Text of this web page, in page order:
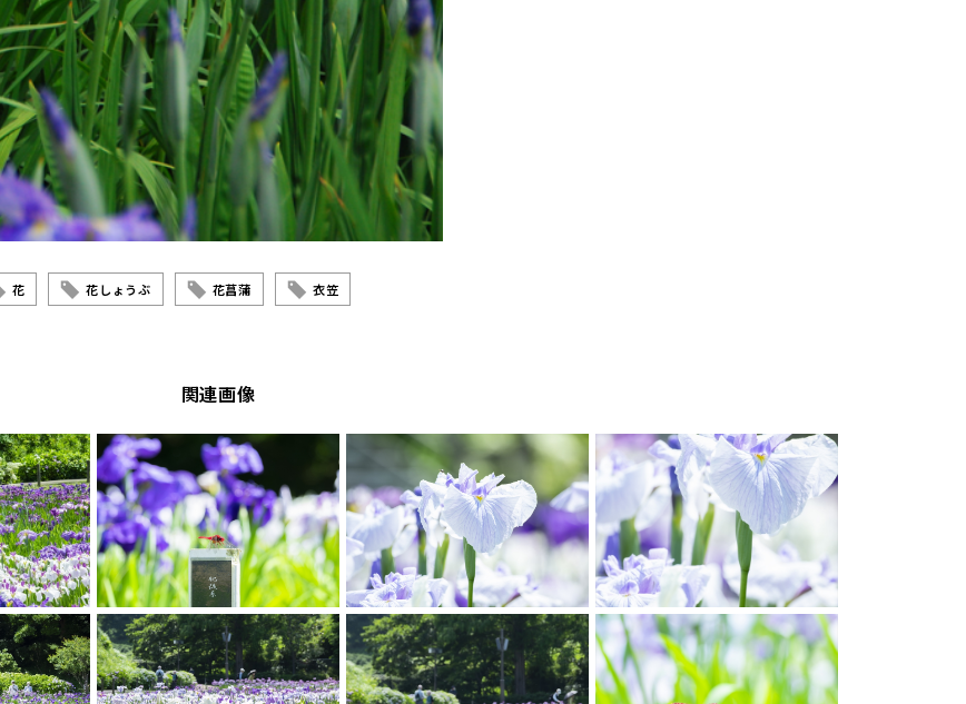
花 花しょうぶ 花菖蒲 衣笠
関連画像